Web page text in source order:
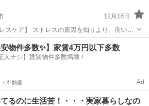
12月18日
スケア】 ストレスの原因を知りより、良い人
スマネジメントの御案内⚜️
entry-12288148463.h...
学 ライトワーカー
安物件多数✨】家賃4万円以下多数
人ナシ】賃貸物件多数掲載！
ィ不動産 Ad
るのに生活苦！・・・実家暮らしなの